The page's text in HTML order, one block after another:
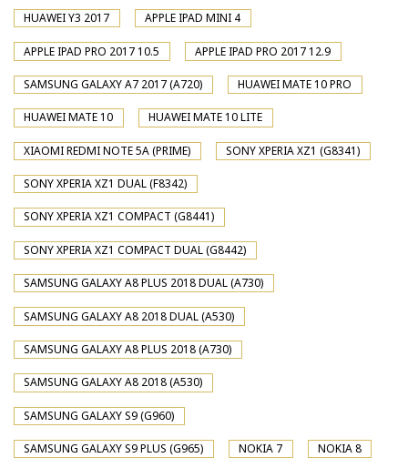
HUAWEI Y3 2017 APPLE IPAD MINI 4
APPLE IPAD PRO 2017 10.5 APPLE IPAD PRO 2017 12.9
SAMSUNG GALAXY A7 2017 (A720) HUAWEI MATE 10 PRO
HUAWEI MATE 10 HUAWEI MATE 10 LITE
XIAOMI REDMI NOTE 5A (PRIME) SONY XPERIA XZ1 (G8341)
SONY XPERIA XZ1 DUAL (F8342)
SONY XPERIA XZ1 COMPACT (G8441)
SONY XPERIA XZ1 COMPACT DUAL (G8442)
SAMSUNG GALAXY A8 PLUS 2018 DUAL (A730)
SAMSUNG GALAXY A8 2018 DUAL (A530)
SAMSUNG GALAXY A8 PLUS 2018 (A730)
SAMSUNG GALAXY A8 2018 (A530)
SAMSUNG GALAXY S9 (G960)
SAMSUNG GALAXY S9 PLUS (G965) NOKIA 7 NOKIA 8